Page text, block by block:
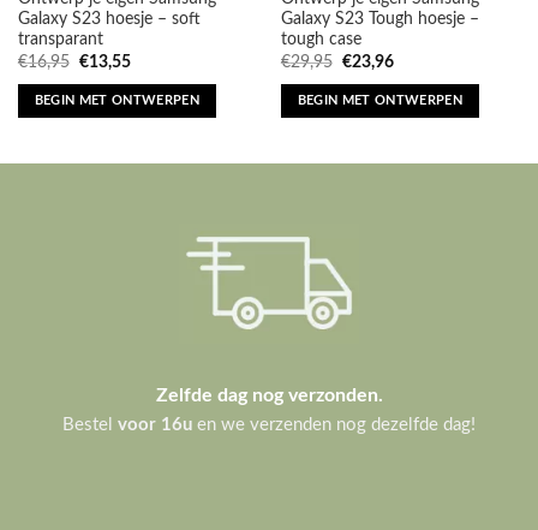
transparant
€16,95
Oorspronkelijke
prijs
was:
€13,55
Huidige
is:
BEGIN MET ONTWERPEN
tough case
€29,95
Oorspronkelijke
prijs
was:
€23,96 Huidige
is:
BEGIN MET ONTWERPEN
voor 16uen we verzenden nog dezelfde dag!